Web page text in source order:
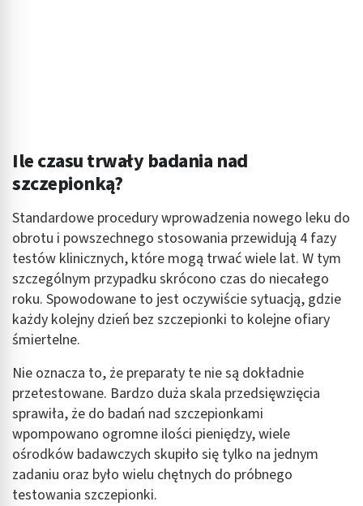
Ile czasu trwały badania nad
szczepionką?
Standardowe procedury wprowadzenia nowego leku do
obrotu i powszechnego stosowania przewidują 4 fazy
testów klinicznych, które mogą trwać wiele lat. W tym
szczególnym przypadku skrócono czas do niecałego
roku. Spowodowane to jest oczywiście sytuacją, gdzie
każdy kolejny dzień bez szczepionki to kolejne ofiary
śmiertelne.
Nie oznacza to, że preparaty te nie są dokładnie
przetestowane. Bardzo duża skala przedsięwzięcia
sprawiła, że do badań nad szczepionkami
wpompowano ogromne ilości pieniędzy, wiele
ośrodków badawczych skupiło się tylko na jednym
zadaniu oraz było wielu chętnych do próbnego
testowania szczepionki.